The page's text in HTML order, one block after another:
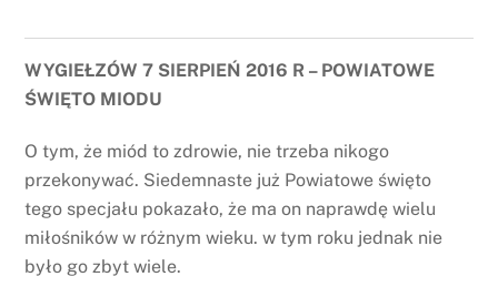
WYGIEŁZÓW 7 SIERPIEŃ 2016 R – POWIATOWE
ŚWIĘTO MIODU
O tym, że miód to zdrowie, nie trzeba nikogo
przekonywać. Siedemnaste już Powiatowe święto
tego specjału pokazało, że ma on naprawdę wielu
miłośników w różnym wieku. w tym roku jednak nie
było go zbyt wiele.